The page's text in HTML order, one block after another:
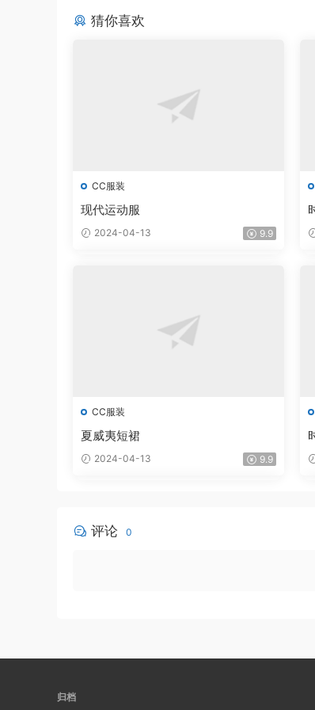
猜你喜欢
CC服装
现代运动服
2024-04-13 9.9
CC服装
夏威夷短裙
2024-04-13 9.9
评论 0
归档